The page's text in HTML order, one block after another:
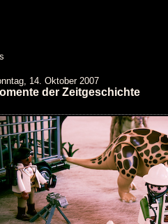
14. Oktober 2007
der Zeitgeschichte